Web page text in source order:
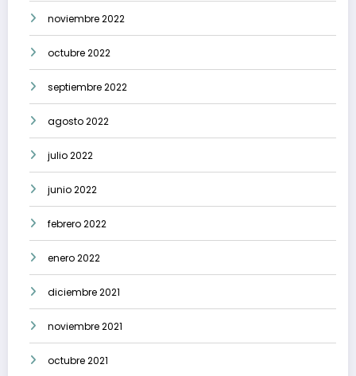
noviembre 2022
octubre 2022
septiembre 2022
agosto 2022
julio 2022
junio 2022
febrero 2022
enero 2022
diciembre 2021
noviembre 2021
octubre 2021